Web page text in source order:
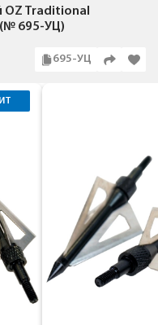
OZ Traditional
(№ 695-УЦ)
695-УЦ